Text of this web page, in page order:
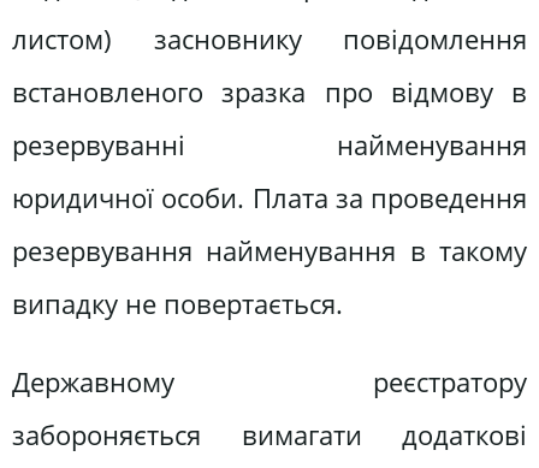
листом) засновнику повідомлення
встановленого зразка про відмову в
резервуванні найменування
юридичної особи. Плата за проведення
резервування найменування в такому
випадку не повертається.
Державному реєстратору
забороняється вимагати додаткові